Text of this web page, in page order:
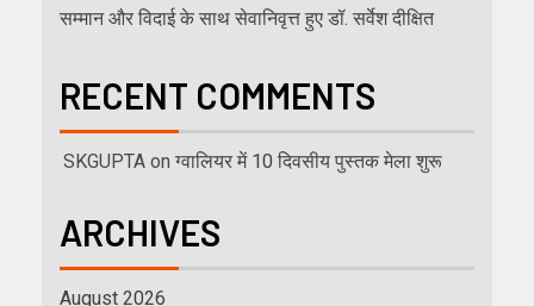
सम्मान और विदाई के साथ सेवानिवृत्त हुए डॉ. सर्वेश दीक्षित
RECENT COMMENTS
SKGUPTA on ग्वालियर में 10 दिवसीय पुस्तक मेला शुरू
ARCHIVES
August 2026